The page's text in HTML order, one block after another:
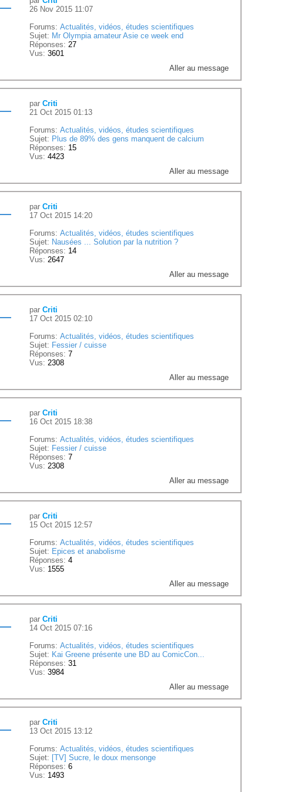
26 Nov 2015 11:07
Forums:Actualités, vidéos, études scientifiques
Sujet: Mr Olympia amateur Asie ce week end
Réponses:27
Vus:3601
Aller au message
parCriti
21 Oct 2015 01:13
Forums:Actualités, vidéos, études scientifiques
Sujet: Plus de 89% des gens manquent de calcium
Réponses: 15
Vus:4423
Aller au message
parCriti
17 Oct 2015 14:20
Forums:Actualités, vidéos, études scientifiques
Sujet: Nausées ... Solution par la nutrition ?
Réponses: 14
Vus:2647
Aller au message
parCriti
17 Oct 2015 02:10
Forums:Actualités, vidéos, études scientifiques
Sujet: Fessier / cuisse
Réponses:7
Vus:2308
Aller au message
parCriti
16 Oct 2015 18:38
Forums:Actualités, vidéos, études scientifiques
Sujet: Fessier / cuisse
Réponses:7
Vus:2308
Aller au message
parCriti
15 Oct 2015 12:57
Forums:Actualités, vidéos, études scientifiques
Sujet: Epices et anabolisme
Réponses:4
Vus: 1555
Aller au message
parCriti
14 Oct 2015 07:16
Forums:Actualités, vidéos, études scientifiques
Sujet: Kai Greene présente une BD au ComicCon...
Réponses:31
Vus:3984
Aller au message
parCriti
13 Oct 2015 13:12
Forums:Actualités, vidéos, études scientifiques
Sujet: [TV] Sucre, le doux mensonge
Réponses:6
Vus: 1493